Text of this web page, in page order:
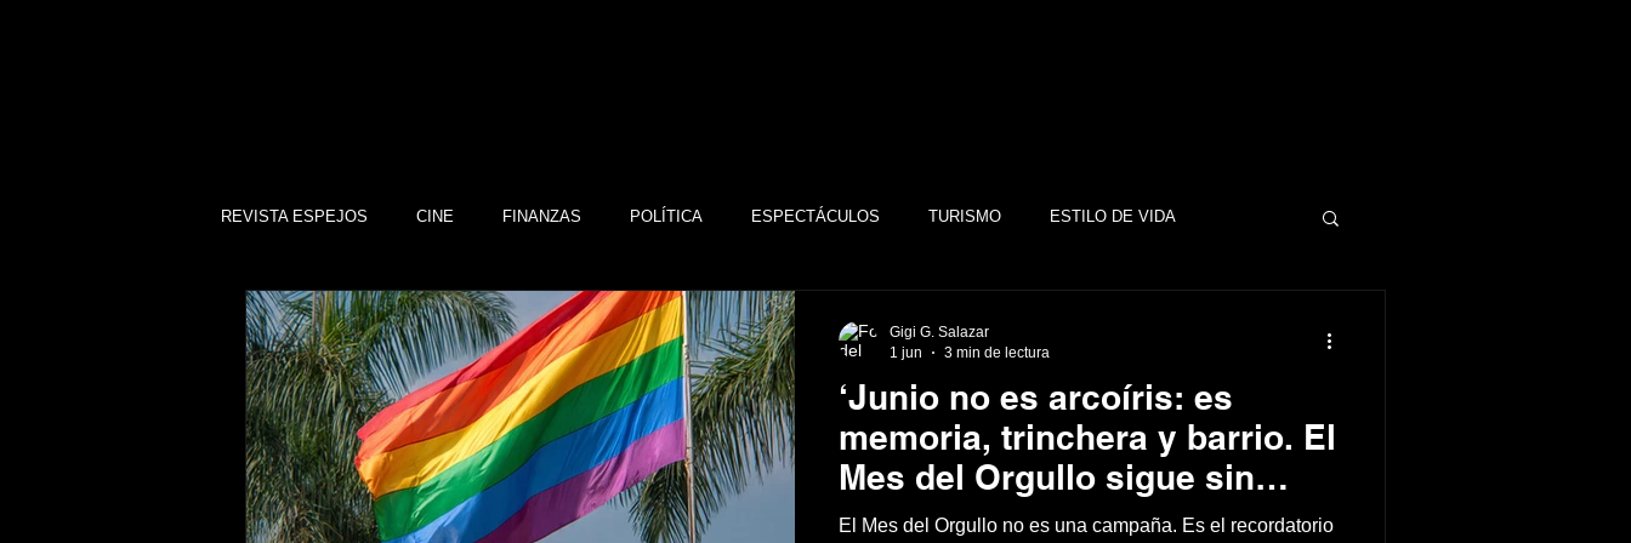
REVISTA ESPEJOS CINE FINANZAS POLÍTICA ESPECTÁCULOS TURISMO ESTILO DE VIDA
DEPORTES SOCIEDAD TECNOLOGÍA TABASCO
CULTURA SINDICATOS FSTSE CINE ESPECTÁCULOS ALTRUISMO EMPRESAS EMPRESAS
GOBIERNO DE GUANAJUATO, GTO CULTURA BIENESTAR
‘Junio no es arcoíris: es
memoria, trinchera y barrio. El
Mes del Orgullo sigue sin
permiso’
El Mes del Orgullo no es una campaña. Es el recordatorio
Gigi G. Salazar
1 jun
3 min de lectura